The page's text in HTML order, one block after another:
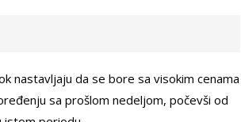
nastavljaju da se bore sa visokim cenama
sa prošlom nedeljom, počevši od